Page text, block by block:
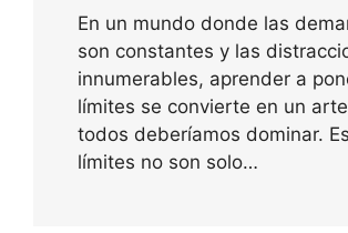
En un mundo donde las
son constantes y las
innumerables, aprender a
límites se convierte en un
todos deberíamos dominar.
límites no son solo…